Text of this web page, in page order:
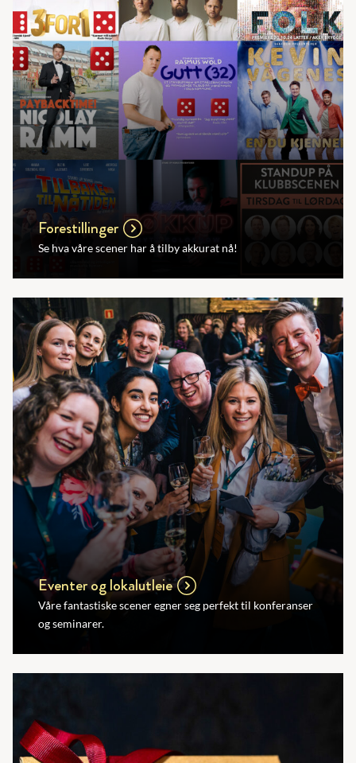
Forestillinger
Se hva våre scener har å tilby akkurat nå!
Eventer og lokalutleie
Våre fantastiske scener egner seg perfekt til konferanser
og seminarer.